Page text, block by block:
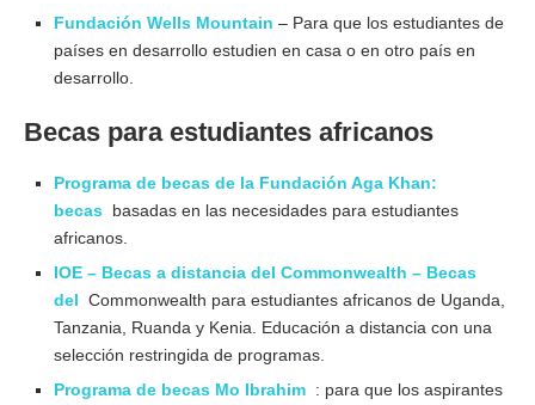
Fundación Wells Mountain – Para que los estudiantes de
países en desarrollo estudien en casa o en otro país en
desarrollo.
Becas para estudiantes africanos
Programa de becas de la Fundación Aga Khan:
becas basadas en las necesidades para estudiantes
africanos.
IOE – Becas a distancia del Commonwealth – Becas
del Commonwealth para estudiantes africanos de Uganda,
Tanzania, Ruanda y Kenia. Educación a distancia con una
selección restringida de programas.
Programa de becas Mo Ibrahim : para que los aspirantes